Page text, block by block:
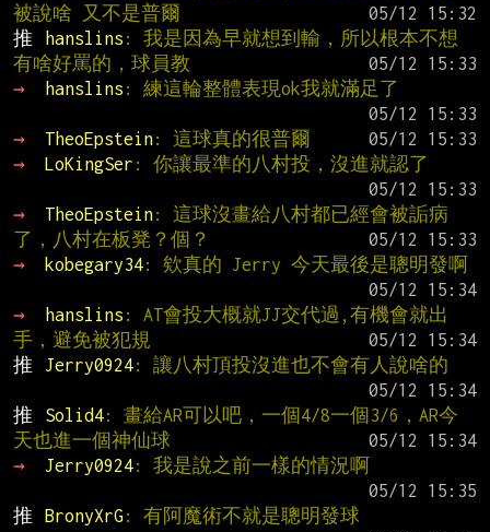
被說啥 又不是普爾
推
hanslins : 我是因為早就想到輸，所以根本不想
有啥好罵的，球員教
→
hanslins : 練這輪整體表現ok我就滿足了
→
TheoEpstein: 這球真的很普爾
→
LoKingSer : 你讓最準的八村投，沒進就認了
→
TheoEpstein: 這球沒畫給八村都已經會被詬病
了，八村在板凳？個？
→
kobegary34: 欸真的 Jerry 今天最後是聰明發啊
→
hanslins : AT會投大概就JJ交代過,有機會就出
手，避免被犯規
推
Jerry0924: 讓八村頂投沒進也不會有人說啥的
推
Solid4: 畫給AR可以吧，一個4/8一個3/6，AR今
天也進一個神仙球
→
Jerry0924: 我是說之前一樣的情況啊
推
BronyXrG: 有阿魔術不就是聰明發球